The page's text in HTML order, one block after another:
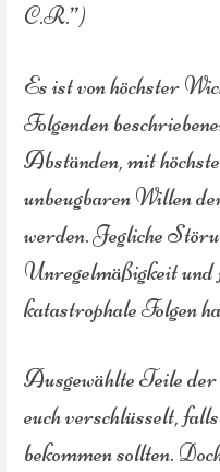
C.R.”)
Es ist von höchster
Folgenden
Abständen, mit
unbeugbaren Willen
werden. Jegliche
Unregelmäßigkeit und
katastrophale Folgen
Ausgewählte Teile
euch verschlüsselt,
bekommen sollten.